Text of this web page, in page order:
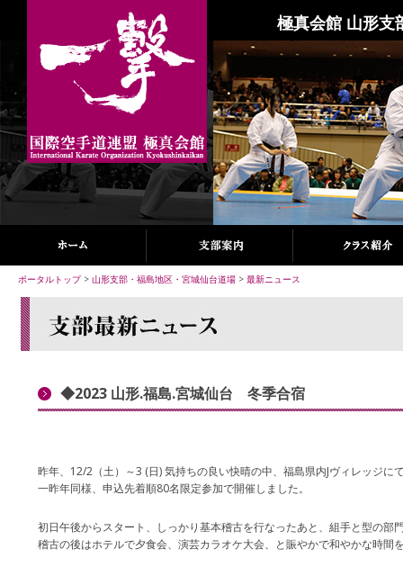
極真会館 山形支
ポータルトップ> 山形支部・福島地区・宮城仙台道場 > 最新ニュース
◆2023 山形.福島.宮城仙台 冬季合宿
昨年、12/2（土）～3 (日) 気持ちの良い快晴の中、福島県内Jヴィレッジに
一昨年同様、申込先着順80名限定参加で開催しました。
初日午後からスタート、しっかり基本稽古を行なったあと、組手と型の部
稽古の後はホテルで夕食会、演芸カラオケ大会、と賑やかで和やかな時間